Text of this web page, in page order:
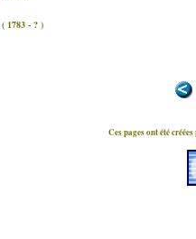
( 1783 - ? )
Ces pages ont été